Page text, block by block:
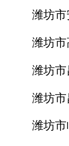
潍坊
潍坊
潍坊
潍坊
潍坊